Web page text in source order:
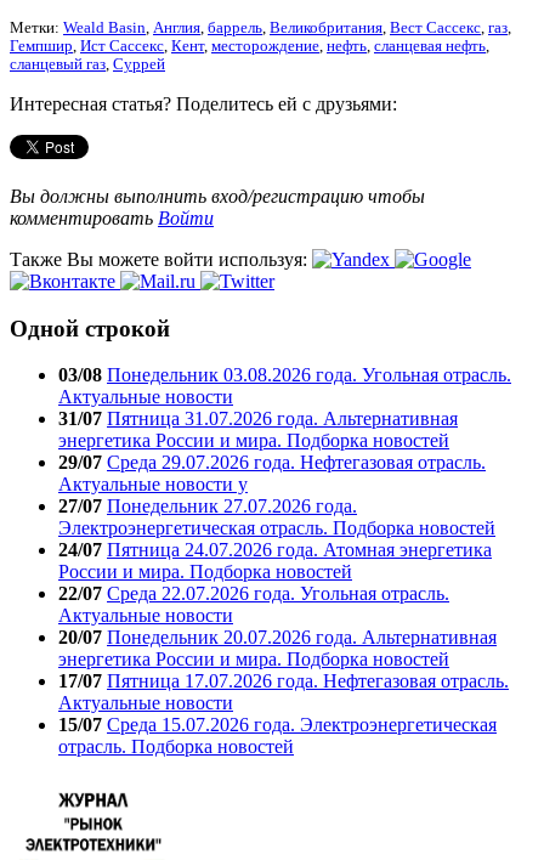
Метки: Weald Basin, Англия, баррель, Великобритания, Вест Сассекс, газ,
Гемпшир, Ист Сассекс, Кент, месторождение, нефть, сланцевая нефть,
сланцевый газ, Суррей
Интересная статья? Поделитесь ей с друзьями:
Вы должны выполнить вход/регистрацию чтобы
комментировать Войти
Также Вы можете войти используя:
Одной строкой
03/08 Понедельник 03.08.2026 года. Угольная отрасль.
Актуальные новости
31/07 Пятница 31.07.2026 года. Альтернативная
энергетика России и мира. Подборка новостей
29/07 Среда 29.07.2026 года. Нефтегазовая отрасль.
Актуальные новости у
27/07 Понедельник 27.07.2026 года.
Электроэнергетическая отрасль. Подборка новостей
24/07 Пятница 24.07.2026 года. Атомная энергетика
России и мира. Подборка новостей
22/07 Среда 22.07.2026 года. Угольная отрасль.
Актуальные новости
20/07 Понедельник 20.07.2026 года. Альтернативная
энергетика России и мира. Подборка новостей
17/07 Пятница 17.07.2026 года. Нефтегазовая отрасль.
Актуальные новости
15/07 Среда 15.07.2026 года. Электроэнергетическая
отрасль. Подборка новостей